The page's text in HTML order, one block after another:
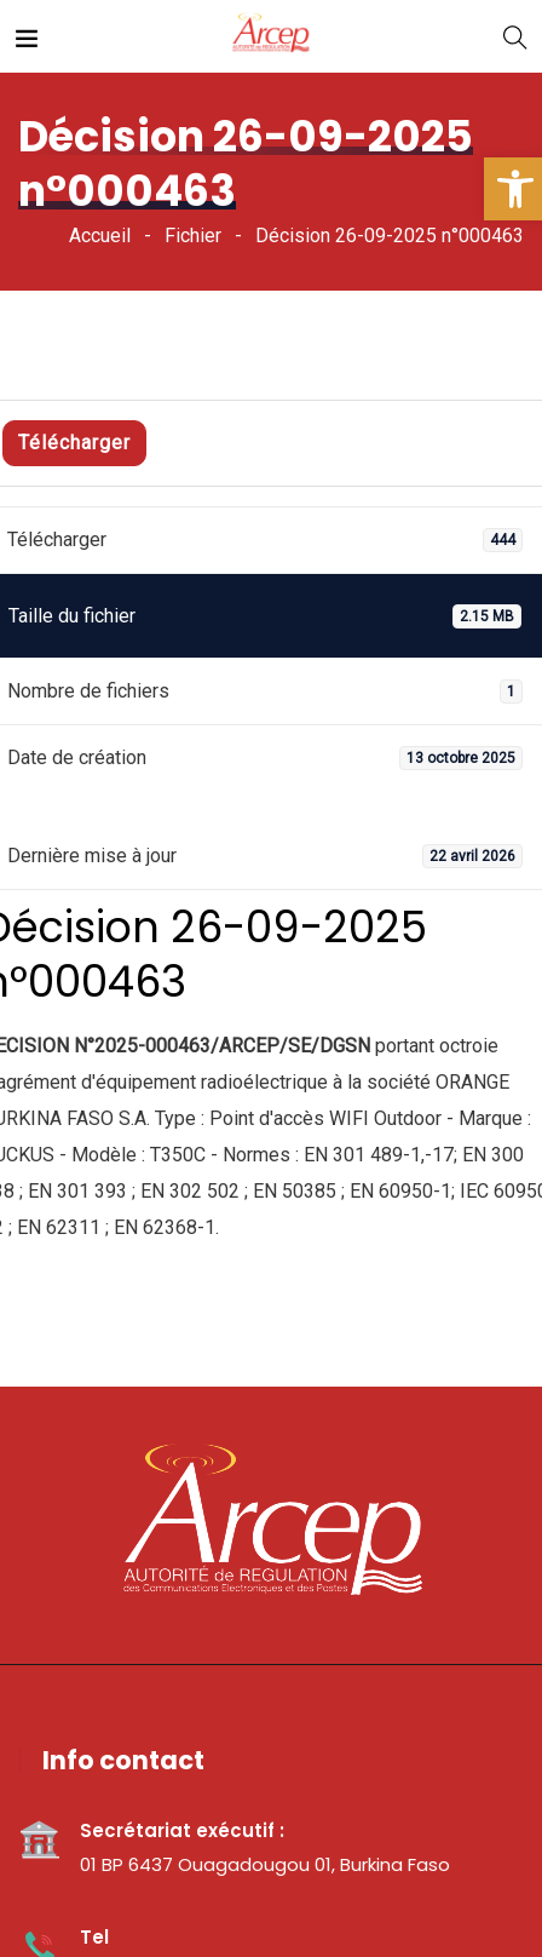
Décision 26-09-2025
n°000463
Accueil Fichier Décision 26-09-2025 n°000463
Télécharger
Télécharger 444
Taille du fichier 2.15 MB
Nombre de fichiers 1
Date de création 13 octobre 2025
Dernière mise à jour 22 avril 2026
26-09-2025
N°2025-000463/ARCEP/SE/DGSN portant octroie
d'équipement radioélectrique à la société ORANGE
FASO S.A. Type : Point d'accès WIFI Outdoor - Marque :
- Modèle : T350C - Normes : EN 301 489-1,-17; EN 300
; EN 301 393 ; EN 302 502 ; EN 50385 ; EN 60950-1; IEC
; EN 62311 ; EN 62368-1.
Info contact
Secrétariat exécutif :
01 BP 6437 Ouagadougou 01, Burkina Faso
Tel